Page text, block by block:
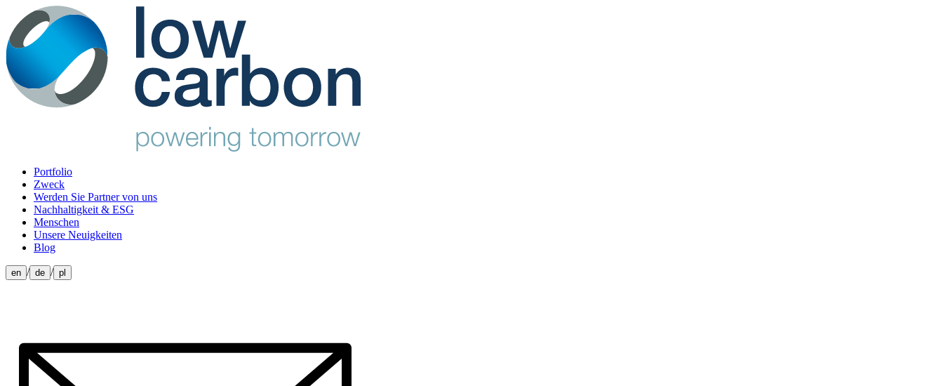
Portfolio
Zweck
Werden Sie Partner von uns
Nachhaltigkeit & ESG
Menschen
Unsere Neuigkeiten
Blog
en / de / pl